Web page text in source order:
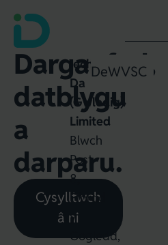
Darganfod,
datblygu
a
darparu.
Cysylltwch
â ni
Iechyd
Da
(Gwledig)
Limited
Blwch
Post
8,
Ffordd
y
Gogledd,
Dewin
WVSC